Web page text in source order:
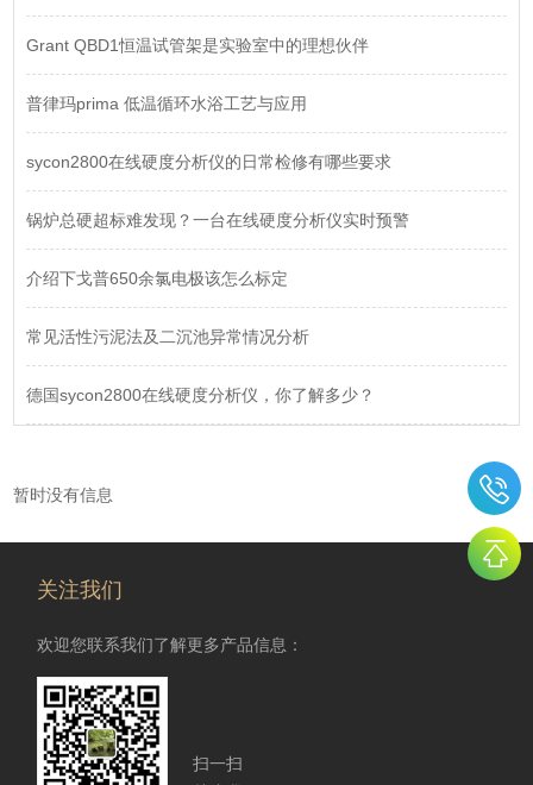
Grant QBD1恒温试管架是实验室中的理想伙伴
普律玛prima 低温循环水浴工艺与应用
sycon2800在线硬度分析仪的日常检修有哪些要求
锅炉总硬超标难发现？一台在线硬度分析仪实时预警
介绍下戈普650余氯电极该怎么标定
常见活性污泥法及二沉池异常情况分析
德国sycon2800在线硬度分析仪，你了解多少？
暂时没有信息
关注我们
欢迎您联系我们了解更多产品信息：
扫一扫